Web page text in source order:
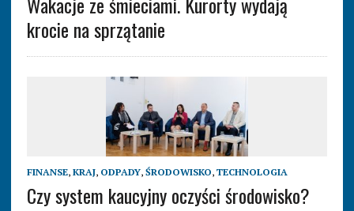
krocie na sprzątanie
FINANSE, KRAJ, ODPADY, ŚRODOWISKO, TECHNOLOGIA
Czy system kaucyjny oczyści środowisko?